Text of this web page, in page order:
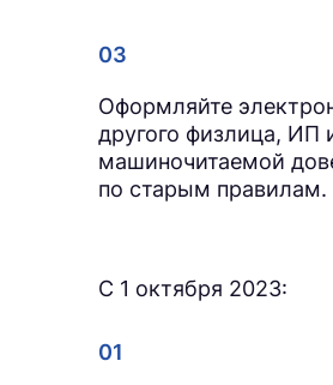
Оформляйте
другого физлица, ИП
машиночитаемой
по старым правилам.
С 1 октября 2023: